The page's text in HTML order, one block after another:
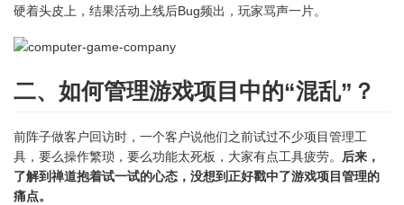
硬着头皮上，结果活动上线后Bug频出，玩家骂声一片。
二、如何管理游戏项目中的“混乱”？
前阵子做客户回访时，一个客户说他们之前试过不少项目管理工
具，要么操作繁琐，要么功能太死板，大家有点工具疲劳。 后来，
了解到禅道抱着试一试的心态，没想到正好戳中了游戏项目管理的
痛点。